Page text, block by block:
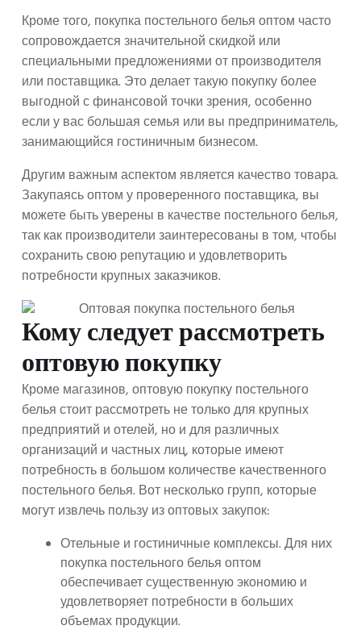
Кроме того, покупка постельного белья оптом часто
сопровождается значительной скидкой или
специальными предложениями от производителя
или поставщика. Это делает такую покупку более
выгодной с финансовой точки зрения, особенно
если у вас большая семья или вы предприниматель,
занимающийся гостиничным бизнесом.
Другим важным аспектом является качество товара.
Закупаясь оптом у проверенного поставщика, вы
можете быть уверены в качестве постельного белья,
так как производители заинтересованы в том, чтобы
сохранить свою репутацию и удовлетворить
потребности крупных заказчиков.
Кому следует рассмотреть
оптовую покупку
Кроме магазинов, оптовую покупку постельного
белья стоит рассмотреть не только для крупных
предприятий и отелей, но и для различных
организаций и частных лиц, которые имеют
потребность в большом количестве качественного
постельного белья. Вот несколько групп, которые
могут извлечь пользу из оптовых закупок:
Отельные и гостиничные комплексы. Для них
покупка постельного белья оптом
обеспечивает существенную экономию и
удовлетворяет потребности в больших
объемах продукции.